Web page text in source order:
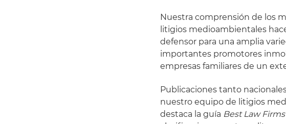
Nuestra comprensión de los
litigios medioambientales
defensor para una amplia
importantes promotores
empresas familiares de un
Publicaciones tanto
nuestro equipo de litigios
destaca la guía Best Law Firms